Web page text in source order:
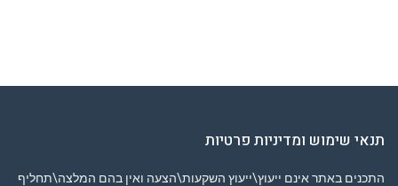
תנאי שימוש ומדיניות פרטיות
התכנים באתר אינם ייעוץ\ייעוץ השקעות\הצעה ואין בהם המלצה\תחליף